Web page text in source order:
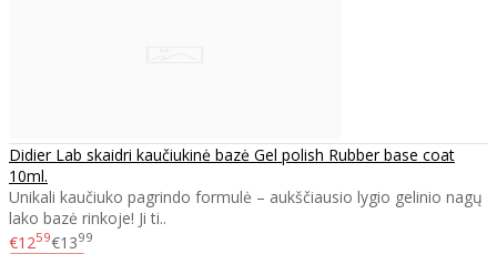
Didier Lab skaidri kaučiukinė bazė Gel polish Rubber base coat
10ml.
Unikali kaučiuko pagrindo formulė – aukščiausio lygio gelinio nagų
lako bazė rinkoje! Ji ti..
€1259€1399